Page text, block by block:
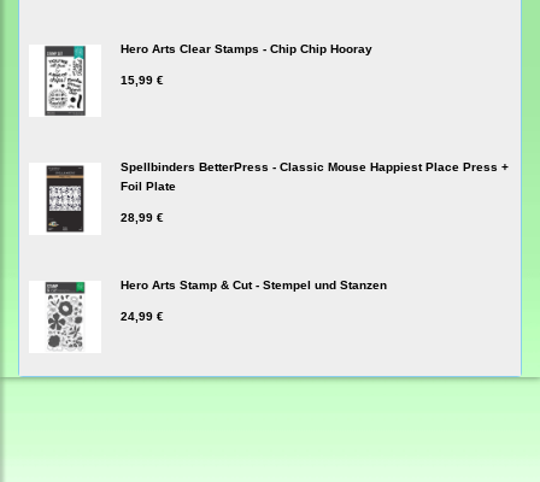
Hero Arts Clear Stamps - Chip Chip Hooray
15,99 €
Spellbinders BetterPress - Classic Mouse Happiest Place Press +
Foil Plate
28,99 €
Hero Arts Stamp & Cut - Stempel und Stanzen
24,99 €